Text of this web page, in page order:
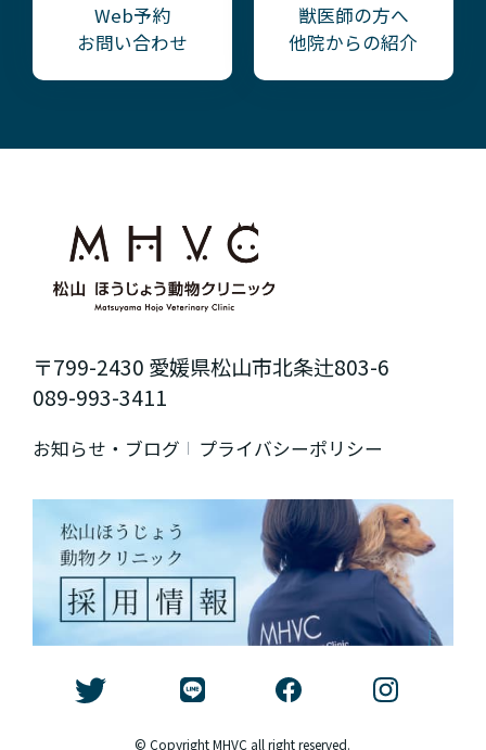
Web予約
お問い合わせ
獣医師の方へ
他院からの紹介
〒799-2430 愛媛県松山市北条辻803-6
089-993-3411
お知らせ・ブログ プライバシーポリシー
© Copyright MHVC all right reserved.